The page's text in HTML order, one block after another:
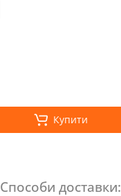
Купити
Способи доставки: